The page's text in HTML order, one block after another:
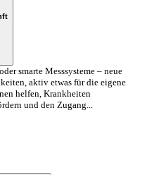
smarte Messsysteme – neue
aktiv etwas für die eigene
helfen, Krankheiten
und den Zugang...